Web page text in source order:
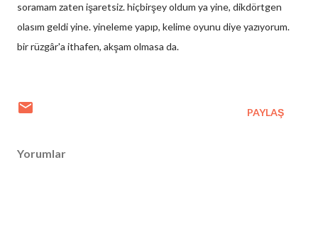
soramam zaten işaretsiz. hiçbirşey oldum ya yine, dikdörtgen
olasım geldi yine. yineleme yapıp, kelime oyunu diye yazıyorum.
bir rüzgâr'a ithafen, akşam olmasa da.
PAYLAŞ
Yorumlar